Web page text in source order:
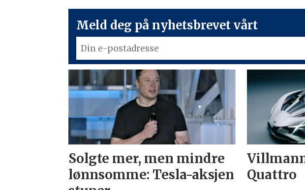
Meld deg på nyhetsbrevet vårt
Solgte mer, men mindre
lønnsomme: Tesla-aksjen
Quattro